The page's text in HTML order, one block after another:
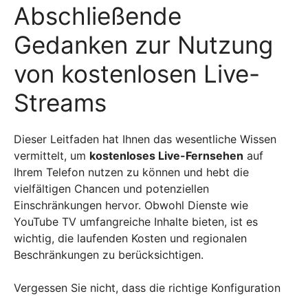
Abschließende
Gedanken zur Nutzung
von kostenlosen Live-
Streams
Dieser Leitfaden hat Ihnen das wesentliche Wissen
vermittelt, um kostenloses Live-Fernsehen auf
Ihrem Telefon nutzen zu können und hebt die
vielfältigen Chancen und potenziellen
Einschränkungen hervor. Obwohl Dienste wie
YouTube TV umfangreiche Inhalte bieten, ist es
wichtig, die laufenden Kosten und regionalen
Beschränkungen zu berücksichtigen.
Vergessen Sie nicht, dass die richtige Konfiguration